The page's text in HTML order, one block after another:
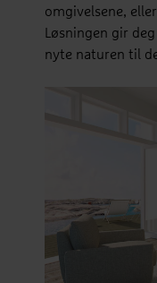
omgivelsene,
Løsningen gir
nyte naturen til